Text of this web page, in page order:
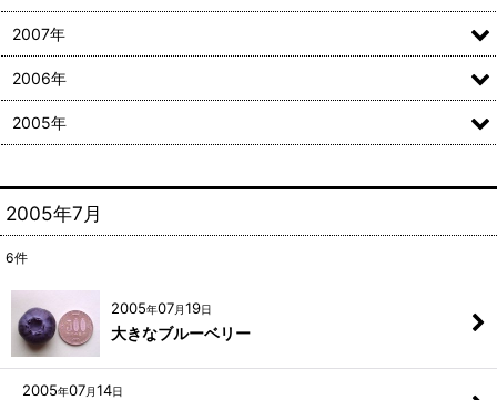
2005年7月
6件
2005年07月19日
大きなブルーベリー
2005年07月14日
2007年
2006年
2005年